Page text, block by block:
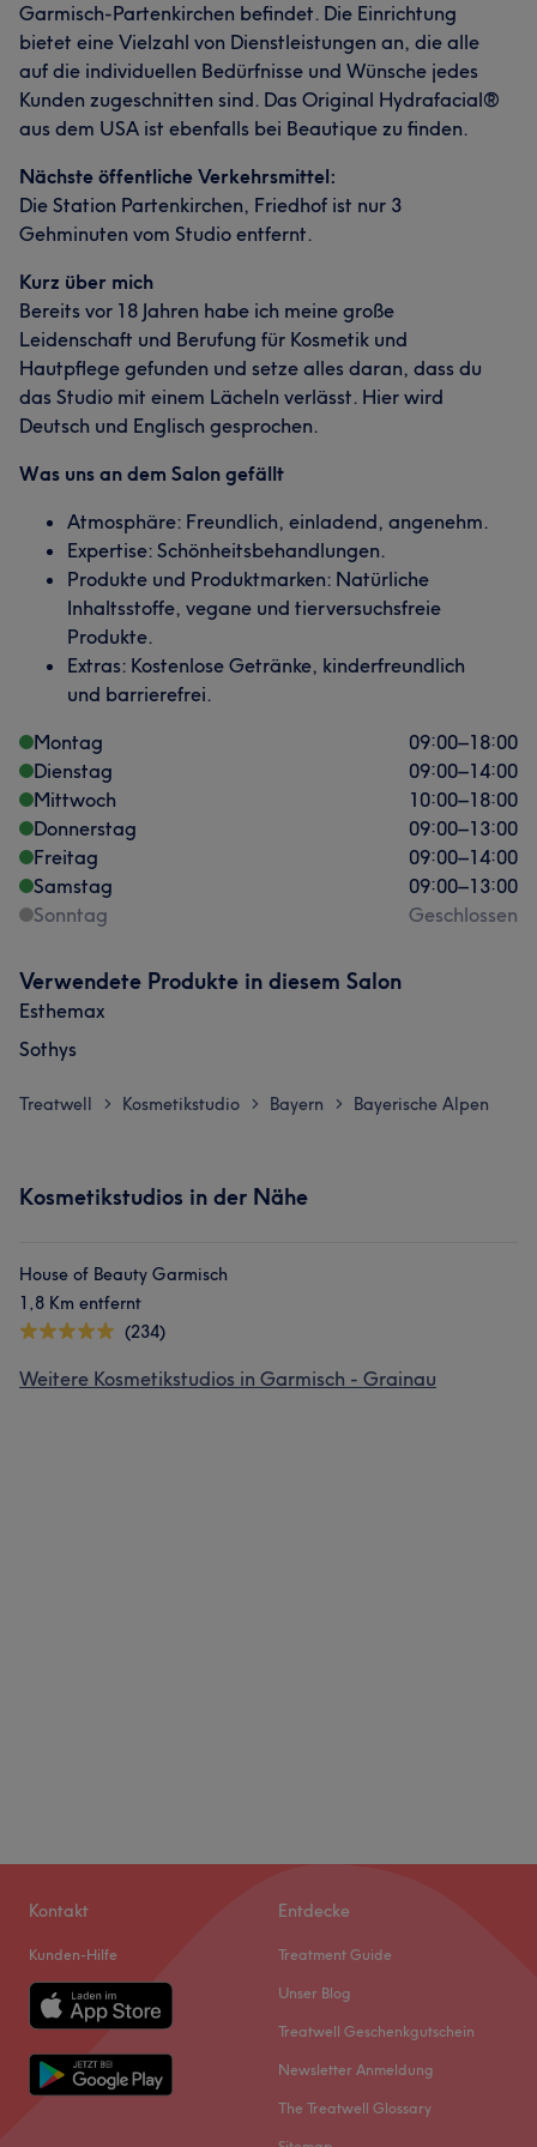
Garmisch-Partenkirchen befindet. Die Einrichtung
bietet eine Vielzahl von Dienstleistungen an, die alle
auf die individuellen Bedürfnisse und Wünsche jedes
Kunden zugeschnitten sind. Das Original Hydrafacial®
aus dem USA ist ebenfalls bei Beautique zu finden.
Nächste öffentliche Verkehrsmittel:
Die Station Partenkirchen, Friedhof ist nur 3
Gehminuten vom Studio entfernt.
Kurz über mich
Bereits vor 18 Jahren habe ich meine große
Leidenschaft und Berufung für Kosmetik und
Hautpflege gefunden und setze alles daran, dass du
das Studio mit einem Lächeln verlässt. Hier wird
Deutsch und Englisch gesprochen.
Was uns an dem Salon gefällt
Atmosphäre: Freundlich, einladend, angenehm.
Expertise: Schönheitsbehandlungen.
Produkte und Produktmarken: Natürliche
Inhaltsstoffe, vegane und tierversuchsfreie
Produkte.
Extras: Kostenlose Getränke, kinderfreundlich
und barrierefrei.
Montag
09:00–18:00
Dienstag
09:00–14:00
Mittwoch
10:00–18:00
Donnerstag
09:00–13:00
Freitag
09:00–14:00
Samstag
09:00–13:00
Sonntag
Geschlossen
Verwendete Produkte in diesem Salon
Esthemax
Sothys
Treatwell > Kosmetikstudio > Bayern > Bayerische Alpen
Kosmetikstudios in der Nähe
House of Beauty Garmisch
1,8 Km entfernt
(234)
Weitere Kosmetikstudios in Garmisch - Grainau
Kontakt
Kunden-Hilfe
Entdecke
Treatment Guide
Unser Blog
Treatwell Geschenkgutschein
Newsletter Anmeldung
The Treatwell Glossary